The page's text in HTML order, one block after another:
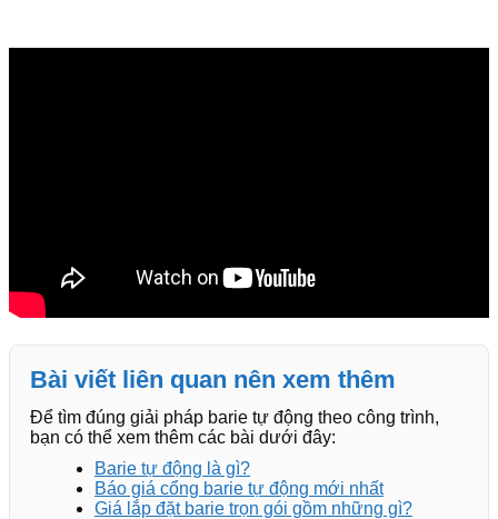
Bài viết liên quan nên xem thêm
Để tìm đúng giải pháp barie tự động theo công trình,
bạn có thể xem thêm các bài dưới đây:
Barie tự động là gì?
Báo giá cổng barie tự động mới nhất
Giá lắp đặt barie trọn gói gồm những gì?